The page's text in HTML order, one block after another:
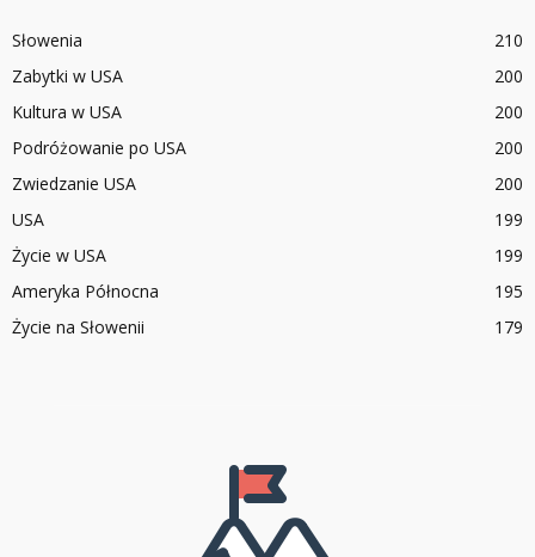
Słowenia
210
Zabytki w USA
200
Kultura w USA
200
Podróżowanie po USA
200
Zwiedzanie USA
200
USA
199
Życie w USA
199
Ameryka Północna
195
Życie na Słowenii
179